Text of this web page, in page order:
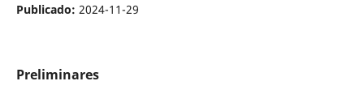
Publicado: 2024-11-29
Preliminares